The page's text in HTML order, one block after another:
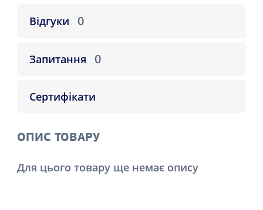
Відгуки 0
Запитання 0
Сертифікати
ОПИС ТОВАРУ
Для цього товару ще немає опису